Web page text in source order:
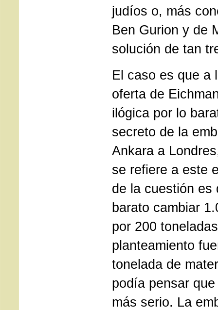
judíos o, más
Ben Gurion y de
solución de tan
El caso es que a
oferta de
ilógica por lo
secreto de la
Ankara a
se refiere a este
de la cuestión es
barato cambiar
por 200
planteamiento
tonelada de
podía pensar
más serio. La